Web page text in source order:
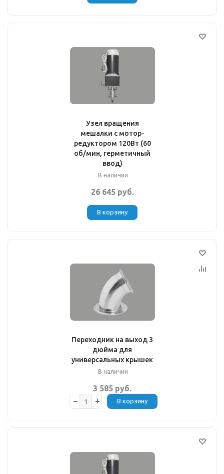
Узел вращения
мешалки с мотор-
редуктором 120Вт (60
об/мин, герметичный
ввод)
В наличии
26 645 руб.
В корзину
Переходник на выход 3
дюйма для
универсальных крышек
В наличии
3 585 руб.
В корзину